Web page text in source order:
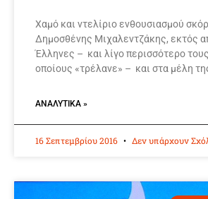
Χαμό και ντελίριο ενθουσιασμού
Δημοσθένης Μιχαλεντζάκης, εκτός
Έλληνες – και λίγο περισσότερο
οποίους «τρέλανε» – και στα μέλη
ΑΝΑΛΥΤΙΚΆ »
16 Σεπτεμβρίου 2016 Δεν υπάρχουν